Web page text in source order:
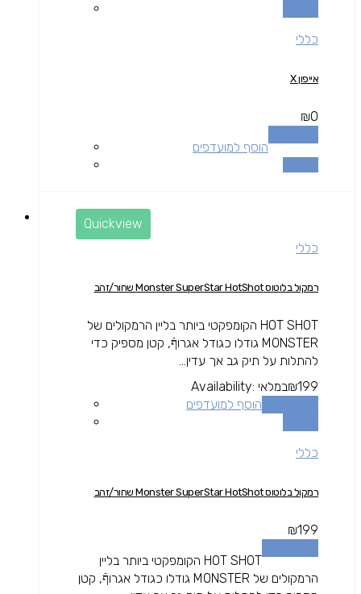
כללי
אייפון X
₪0
הוסף למועדפים
Quickview
כללי
רמקול בלוטוס Monster SuperStar HotShot שחור/זהב
HOT SHOT הקומפקטי ביותר בליין הרמקולים של
MONSTER גודלו כגודל אגרוףֿ, קטן מספיק כדי
להתלות על תיק גב אך עדין...
₪199
Availability: במלאי
הוסף למועדפים
כללי
רמקול בלוטוס Monster SuperStar HotShot שחור/זהב
₪199
HOT SHOT הקומפקטי ביותר בליין
הרמקולים של MONSTER גודלו כגודל אגרוףֿ, קטן